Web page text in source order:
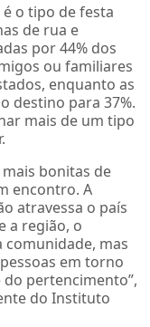
o tipo de festa
de rua e
por 44% dos
ou familiares
enquanto as
destino para 37%.
mais de um tipo
mais bonitas de
encontro. A
atravessa o país
a região, o
mas
em torno
pertencimento”,
do Instituto